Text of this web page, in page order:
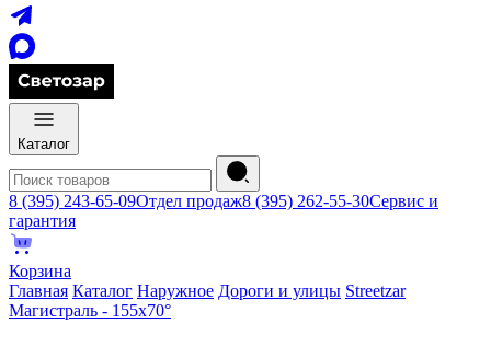
Каталог
8 (395) 243-65-09Отдел продаж8 (395) 262-55-30Сервис и
гарантия
Корзина
Главная Каталог Наружное Дороги и улицы Streetzar
Магистраль - 155х70°